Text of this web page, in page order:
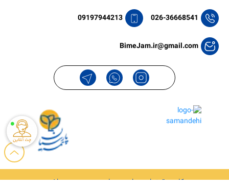
026-36668541
09197944213
BimeJam.ir@gmail.com
کلیه حقوق این سایت متعلق بهبیمه جممیباشد.